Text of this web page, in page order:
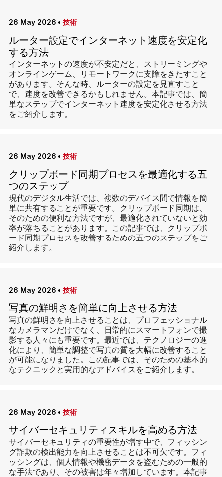
26 May 2026 • 技術
ルーター設定でインターネット速度を安定化
する方法
インターネットの速度が不安定だと、ストリーミングや
オンラインゲーム、リモートワークに支障をきたすこと
があります。そんな時、ルーターの設定を見直すこと
で、速度を改善できるかもしれません。本記事では、簡
単なステップでインターネット速度を安定化させる方法
をご紹介します。
26 May 2026 • 技術
クリップボード同期プロセスを最適化する五
つのステップ
現代のデジタル生活では、複数のデバイス間で情報を簡
単に共有することが重要です。クリップボード同期は、
そのための便利な方法ですが、最適化されていないと効
率が落ちることがあります。この記事では、クリップボ
ード同期プロセスを改善するための五つのステップをご
紹介します。
26 May 2026 • 技術
写真の鮮明さを簡単に向上させる方法
写真の鮮明さを向上させることは、プロフェッショナル
なカメラマンだけでなく、日常的にスマートフォンで撮
影する人々にも重要です。最近では、テクノロジーの進
化により、簡単な調整で写真の質を大幅に改善すること
が可能になりました。この記事では、そのための基本的
なテクニックと実用的なアドバイスをご紹介します。
26 May 2026 • 技術
サイバーセキュリティスキルを高める方法
サイバーセキュリティの重要性が増す中で、フィッシン
グ詐欺の検出能力を向上させることは不可欠です。フィ
ッシングは、個人情報や機密データを盗むための一般的
な手法であり、その被害は年々増加しています。本記事